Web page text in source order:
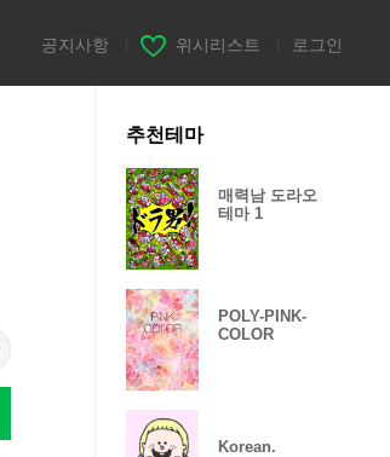
공지사항 위시리스트 로그인
추천테마
매력남 도라오
테마 1
POLY-PINK-
COLOR
Korean.